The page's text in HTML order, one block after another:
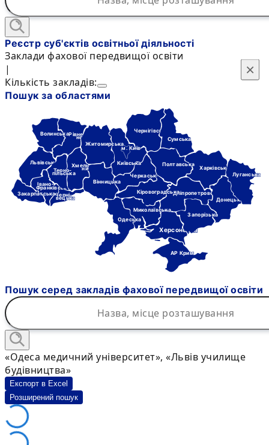
×
Реєстр суб'єктів освітньої діяльності
Заклади фахової передвищої освіти
|
Кількість закладів:
Пошук за областями
Черкаська
Чернігівська
Черні-
вецька
Дніпропетровська
Донецька
Івано-
Франківська
Харківська
Херсонська
Хмель-
ницька
Кіровоградська
АР Крим
Київська
м. Київ
Луганська
Львівська
Миколаївська
Одеська
Полтавська
Рівне-
нська Сумська
Терно-
пільська
Вінницька
Волинська
Закарпатська
Запорізька
Житомирська
Пошук серед закладів фахової передвищої освіти
×
«Одеса медичний університет», «Львів училище
будівництва»
Експорт в Excel
Розширений пошук